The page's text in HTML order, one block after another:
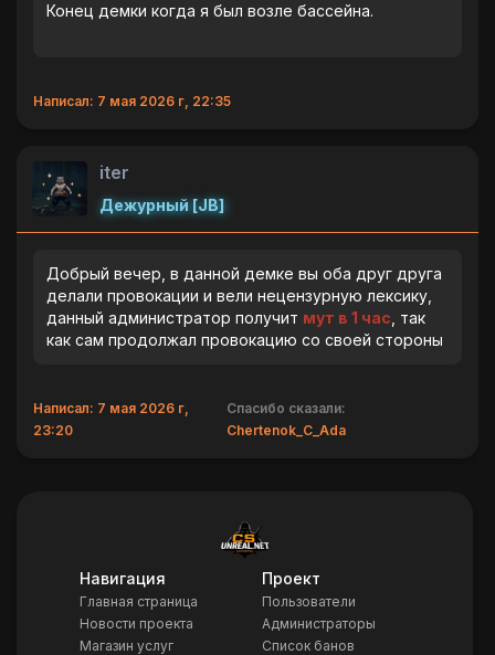
Конец демки когда я был возле бассейна.
Написал: 7 мая 2026 г, 22:35
iter
Дежурный [JB]
Добрый вечер, в данной демке вы оба друг друга
делали провокации и вели нецензурную лексику,
данный администратор получит мут в 1 час , так
как сам продолжал провокацию со своей стороны
Написал: 7 мая 2026 г,
23:20
Спасибо сказали:
Chertenok_C_Ada
Навигация
Главная страница
Новости проекта
Магазин услуг
Проект
Пользователи
Администраторы
Список банов